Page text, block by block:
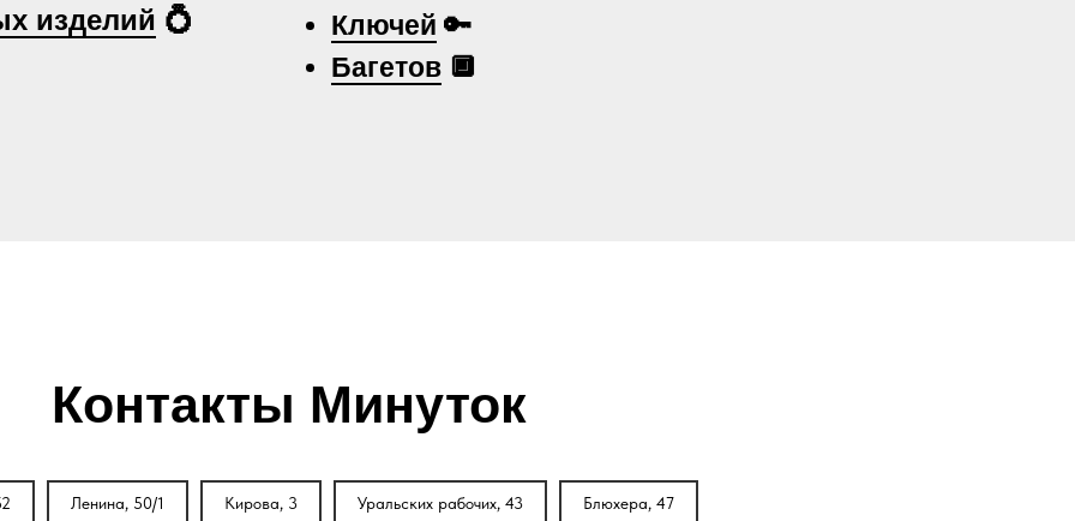
изделий 💍 Ключей 🔑
Багетов 🔲
Контакты Минуток
Ленина, 50/1 Кирова, 3 Уральских рабочих, 43 Блюхера, 47